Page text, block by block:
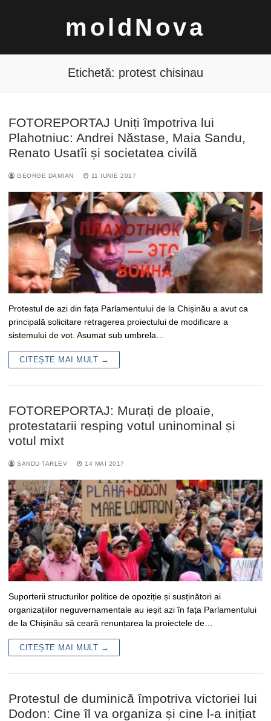
moldNova
Caută
după:
Etichetă: protest chisinau
FOTOREPORTAJ Uniți împotriva lui
Plahotniuc: Andrei Năstase, Maia Sandu,
Renato Usatîi și societatea civilă
GEORGE DAMIAN 11 IUNIE 2017
Protestul de azi din fața Parlamentului de la Chișinău a avut ca
principală solicitare retragerea proiectului de modificare a
sistemului de vot. Asumat sub umbrela…
CITEȘTE MAI MULT →
FOTOREPORTAJ: Murați de ploaie,
protestatarii resping votul uninominal și
votul mixt
SANDU TARLEV 14 MAI 2017
Suporterii structurilor politice de opoziție și susținători ai
organizațiilor neguvernamentale au ieșit azi în fața Parlamentului
de la Chișinău să ceară renunțarea la proiectele de…
CITEȘTE MAI MULT →
Protestul de duminică împotriva victoriei lui
Dodon: Cine îl va organiza și cine l-a inițiat